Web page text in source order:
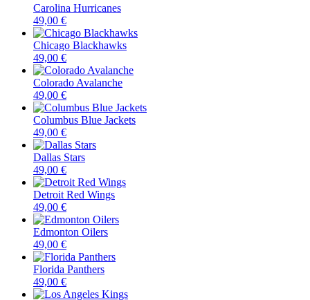
Carolina Hurricanes
49,00 €
Chicago Blackhawks
49,00 €
Colorado Avalanche
49,00 €
Columbus Blue Jackets
49,00 €
Dallas Stars
49,00 €
Detroit Red Wings
49,00 €
Edmonton Oilers
49,00 €
Florida Panthers
49,00 €